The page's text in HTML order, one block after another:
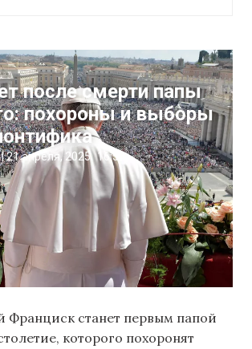
после смерти папы
похороны и выборы
|21 апреля, 2025 16:50
Франциск станет первым папой
которого похоронят